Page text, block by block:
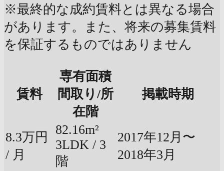
※最終的な成約賃料とは異なる場合
があります。また、将来の募集賃料
を保証するものではありません
賃料
専有面積
間取り/所
在階
掲載時期
8.3万円
/ 月
82.16m²
3LDK / 3
階
2017年12月〜
2018年3月